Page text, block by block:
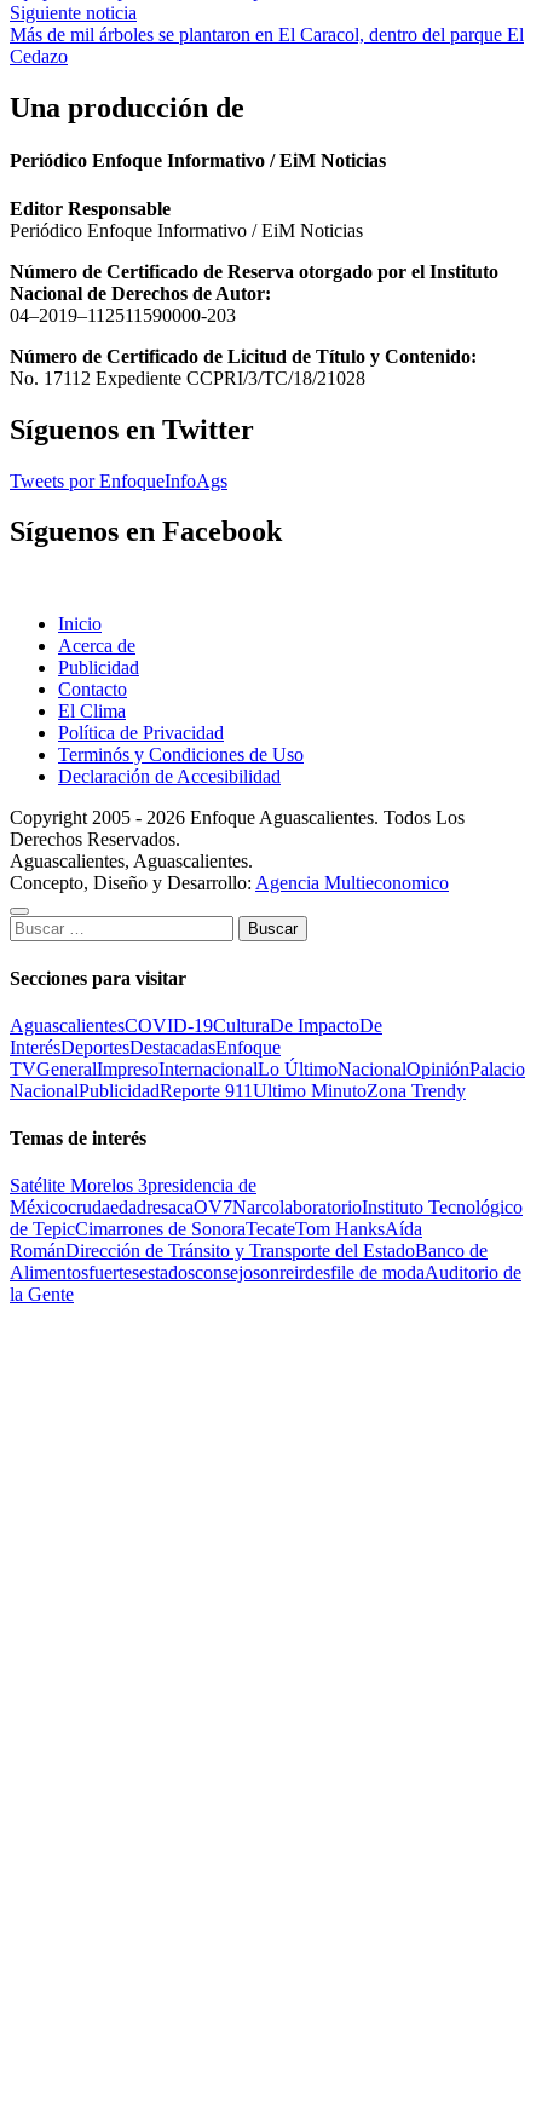
entradas
Siguiente noticia
Más de mil árboles se plantaron en El Caracol, dentro del parque El
Cedazo
Una producción de
Periódico Enfoque Informativo / EiM Noticias
Editor Responsable
Periódico Enfoque Informativo / EiM Noticias
Número de Certificado de Reserva otorgado por el Instituto
Nacional de Derechos de Autor:
04–2019–112511590000-203
Número de Certificado de Licitud de Título y Contenido:
No. 17112 Expediente CCPRI/3/TC/18/21028
Síguenos en Twitter
Tweets por EnfoqueInfoAgs
Síguenos en Facebook
Inicio
Acerca de
Publicidad
Contacto
El Clima
Política de Privacidad
Terminós y Condiciones de Uso
Declaración de Accesibilidad
Copyright 2005 - 2026 Enfoque Aguascalientes. Todos Los
Derechos Reservados.
Aguascalientes, Aguascalientes.
Concepto, Diseño y Desarrollo: Agencia Multieconomico
Buscar:
Secciones para visitar
AguascalientesCOVID-19CulturaDe ImpactoDe
InterésDeportesDestacadasEnfoque
TVGeneralImpresoInternacionalLo ÚltimoNacionalOpiniónPalacio
NacionalPublicidadReporte 911Ultimo MinutoZona Trendy
Temas de interés
Satélite Morelos 3presidencia de
MéxicocrudaedadresacaOV7NarcolaboratorioInstituto Tecnológico
de TepicCimarrones de SonoraTecateTom HanksAída
RománDirección de Tránsito y Transporte del EstadoBanco de
Alimentosfuertesestadosconsejosonreirdesfile de modaAuditorio de
la Gente